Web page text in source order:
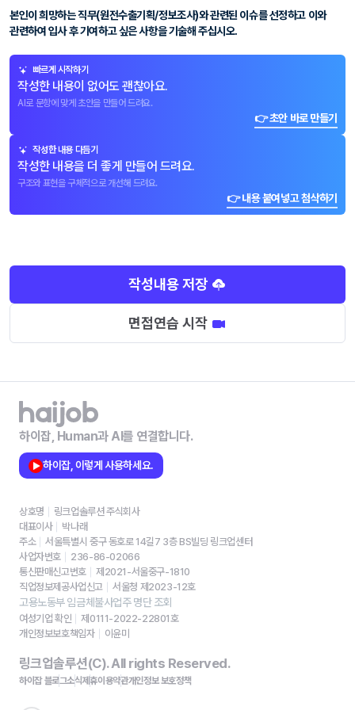
본인이 희망하는 직무(원전수출기획/정보조사)와 관련된 이슈를 선정하고 이와
관련하여 입사 후 기여하고 싶은 사항을 기술해 주십시오.
빠르게 시작하기
작성한 내용이 없어도 괜찮아요.
AI로 문항에 맞게 초안을 만들어 드려요.
👉 초안 바로 만들기
작성한 내용 다듬기
작성한 내용을 더 좋게 만들어 드려요.
구조와 표현을 구체적으로 개선해 드려요.
👉 내용 붙여넣고 첨삭하기
작성내용 저장
면접연습 시작
하이잡, Human과 AI를 연결합니다.
하이잡, 이렇게 사용하세요.
상호명
링크업솔루션 주식회사
대표이사
박나래
주소
서울특별시 중구 동호로 14길7 3층 BS빌딩 링크업센터
사업자번호
236-86-02066
통신판매신고번호
제2021-서울중구-1810
직업정보제공사업신고
서울청 제2023-12호
고용노동부 임금체불사업주 명단 조회
여성기업 확인
제0111-2022-22801호
개인정보보호책임자
이윤미
링크업솔루션(C). All rights Reserved.
하이잡 블로그소식제휴이용약관개인정보 보호정책